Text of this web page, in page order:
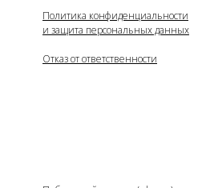
Политика конфиденциальности
и защита персональных данных
Отказ от ответственности